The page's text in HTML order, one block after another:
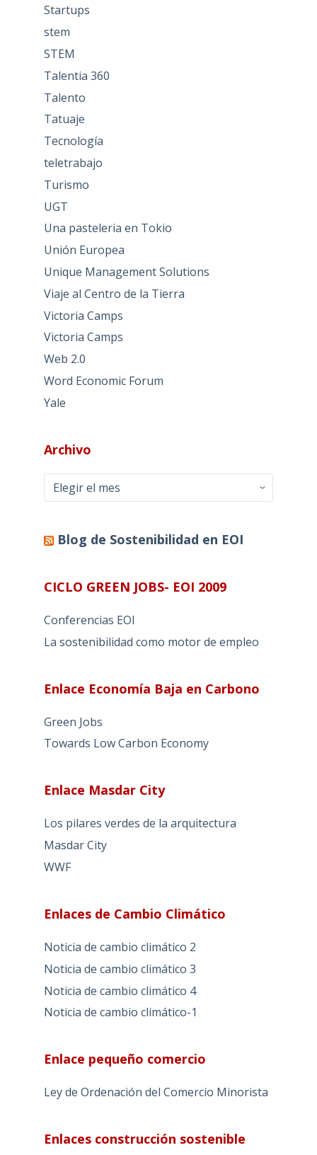
Startups
stem
STEM
Talentia 360
Talento
Tatuaje
Tecnología
teletrabajo
Turismo
UGT
Una pasteleria en Tokio
Unión Europea
Unique Management Solutions
Viaje al Centro de la Tierra
Victoria Camps
Victoria Camps
Web 2.0
Word Economic Forum
Yale
Archivo
Archivo
Blog de Sostenibilidad en EOI
CICLO GREEN JOBS- EOI 2009
Conferencias EOI
La sostenibilidad como motor de empleo
Enlace Economía Baja en Carbono
Green Jobs
Towards Low Carbon Economy
Enlace Masdar City
Los pilares verdes de la arquitectura
Masdar City
WWF
Enlaces de Cambio Climático
Noticia de cambio climático 2
Noticia de cambio climático 3
Noticia de cambio climático 4
Noticia de cambio climático-1
Enlace pequeño comercio
Ley de Ordenación del Comercio Minorista
Enlaces construcción sostenible